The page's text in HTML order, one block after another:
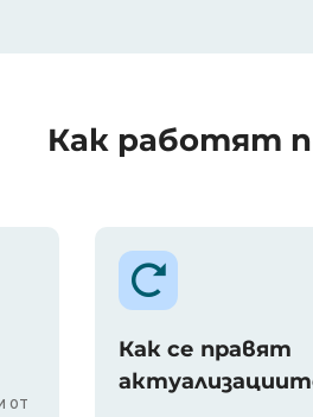
Как работят
от
Как се правят